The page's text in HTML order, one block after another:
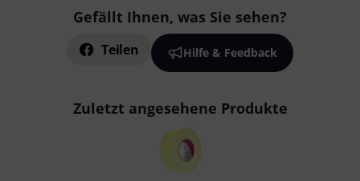
Gefällt Ihnen, was Sie sehen?
Teilen Hilfe & Feedback
Zuletzt angesehene Produkte